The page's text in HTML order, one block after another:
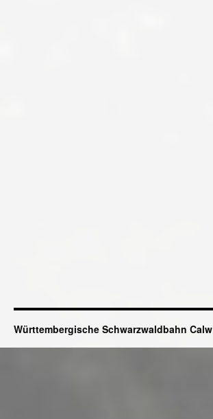
Württembergische Schwarzwaldbahn Calw